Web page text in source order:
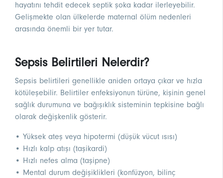
hayatını tehdit edecek septik şoka kadar ilerleyebilir.
Gelişmekte olan ülkelerde maternal ölüm nedenleri
arasında önemli bir yer tutar.
Sepsis Belirtileri Nelerdir?
Sepsis belirtileri genellikle aniden ortaya çıkar ve hızla
kötüleşebilir. Belirtiler enfeksiyonun türüne, kişinin genel
sağlık durumuna ve bağışıklık sisteminin tepkisine bağlı
olarak değişkenlik gösterir.
• Yüksek ateş veya hipotermi (düşük vücut ısısı)
• Hızlı kalp atışı (taşikardi)
• Hızlı nefes alma (taşipne)
• Mental durum değişiklikleri (konfüzyon, bilinç